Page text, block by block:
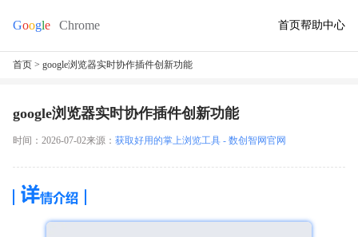
首页帮助中心
首页 > google浏览器实时协作插件创新功能
google浏览器实时协作插件创新功能
时间：2026-07-02来源： 获取好用的掌上浏览工具 - 数创智网官网